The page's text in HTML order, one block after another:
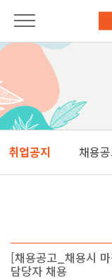
대학안내
입학안내
학과안내
Pride of DDU
커뮤니티
취업공지 채용
[채용공고_채용시
담당자 채용